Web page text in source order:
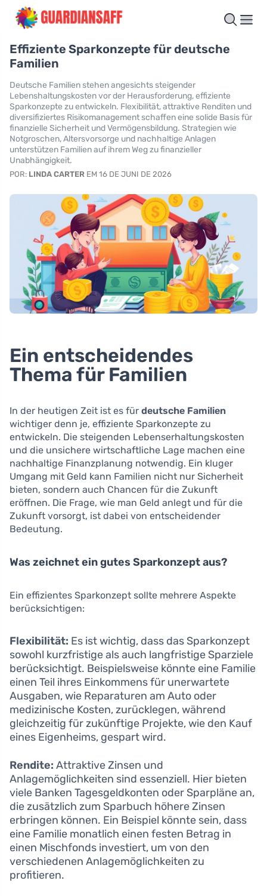
Effiziente Sparkonzepte für deutsche
Familien
Deutsche Familien stehen angesichts steigender
Lebenshaltungskosten vor der Herausforderung, effiziente
Sparkonzepte zu entwickeln. Flexibilität, attraktive Renditen und
diversifiziertes Risikomanagement schaffen eine solide Basis für
finanzielle Sicherheit und Vermögensbildung. Strategien wie
Notgroschen, Altersvorsorge und nachhaltige Anlagen
unterstützen Familien auf ihrem Weg zu finanzieller
Unabhängigkeit.
POR: LINDA CARTER EM 16 DE JUNI DE 2026
Ein entscheidendes
Thema für Familien
In der heutigen Zeit ist es für deutsche Familien
wichtiger denn je, effiziente Sparkonzepte zu
entwickeln. Die steigenden Lebenserhaltungskosten
und die unsichere wirtschaftliche Lage machen eine
nachhaltige Finanzplanung notwendig. Ein kluger
Umgang mit Geld kann Familien nicht nur Sicherheit
bieten, sondern auch Chancen für die Zukunft
eröffnen. Die Frage, wie man Geld anlegt und für die
Zukunft vorsorgt, ist dabei von entscheidender
Bedeutung.
Was zeichnet ein gutes Sparkonzept aus?
Ein effizientes Sparkonzept sollte mehrere Aspekte
berücksichtigen:
Flexibilität: Es ist wichtig, dass das Sparkonzept
sowohl kurzfristige als auch langfristige Sparziele
berücksichtigt. Beispielsweise könnte eine Familie
einen Teil ihres Einkommens für unerwartete
Ausgaben, wie Reparaturen am Auto oder
medizinische Kosten, zurücklegen, während
gleichzeitig für zukünftige Projekte, wie den Kauf
eines Eigenheims, gespart wird.
Rendite: Attraktive Zinsen und
Anlagemöglichkeiten sind essenziell. Hier bieten
viele Banken Tagesgeldkonten oder Sparpläne an,
die zusätzlich zum Sparbuch höhere Zinsen
erbringen können. Ein Beispiel könnte sein, dass
eine Familie monatlich einen festen Betrag in
einen Mischfonds investiert, um von den
verschiedenen Anlagemöglichkeiten zu
profitieren.